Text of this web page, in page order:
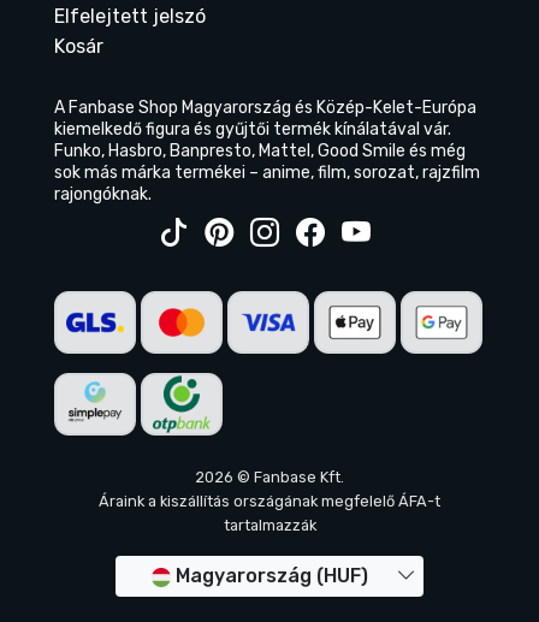
Elfelejtett jelszó
Kosár
A Fanbase Shop Magyarország és Közép-Kelet-Európa
kiemelkedő figura és gyűjtői termék kínálatával vár.
Funko, Hasbro, Banpresto, Mattel, Good Smile és még
sok más márka termékei – anime, film, sorozat, rajzfilm
rajongóknak.
2026 © Fanbase Kft.
Áraink a kiszállítás országának megfelelő ÁFA-t
tartalmazzák
Magyarország (HUF)